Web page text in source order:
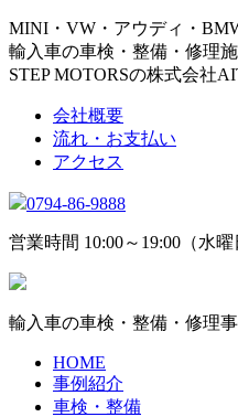
MINI・VW・アウディ・
輸入車の車検・整備・修理
STEP MOTORSの株式会社
会社概要
流れ・お支払い
アクセス
0794-86-9888
営業時間 10:00～19:00（水曜
輸入車の車検・整備・修理
HOME
事例紹介
車検・整備